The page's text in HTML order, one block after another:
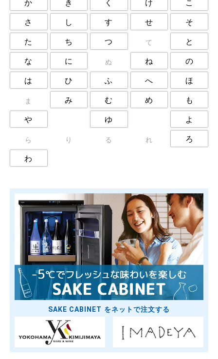
練馬区
荒川区
葛飾区
西東京市
豊島区
足立区
さ
し す せ
そ
た
ち つ て
と
な
に ぬ ね
の
は
ひ ふ へ ほ
ま み む め
も
や
ゆ よ
ら り る れ
ろ
わ
SAKE CABINET をネットで注文する